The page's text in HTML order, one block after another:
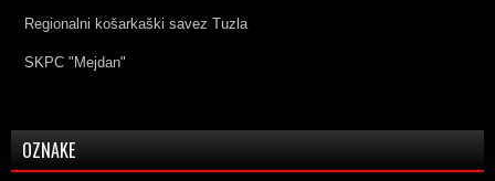
Regionalni košarkaški savez Tuzla
SKPC "Mejdan"
OZNAKE